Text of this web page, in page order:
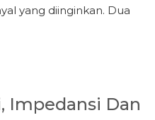
yang diinginkan. Dua
Impedansi Dan